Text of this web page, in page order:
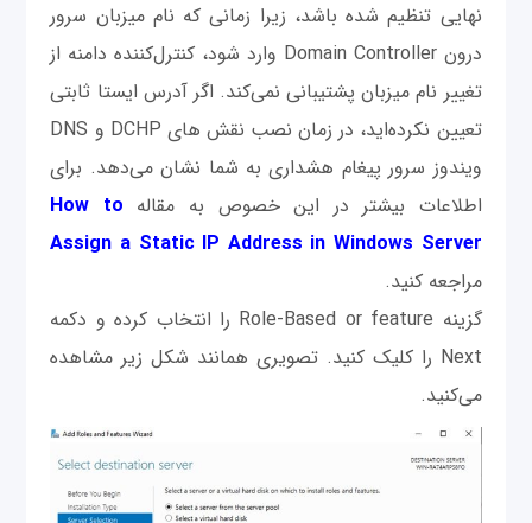
نهایی تنظیم شده باشد، زیرا زمانی که نام میزبان سرور
درون Domain Controller وارد شود، کنترل‌کننده دامنه از
تغییر نام میزبان پشتیبانی نمی‌کند. اگر آدرس ایستا ثابتی
تعیین نکرده‌اید، در زمان نصب نقش های DCHP و DNS
ویندوز سرور پیغام هشداری به شما نشان می‌دهد. برای
اطلاعات بیشتر در این خصوص به مقاله How to
Assign a Static IP Address in Windows Server
مراجعه کنید.
گزینه Role-Based or feature را انتخاب کرده و دکمه
Next را کلیک کنید. تصویری همانند شکل زیر مشاهده
می‌کنید.